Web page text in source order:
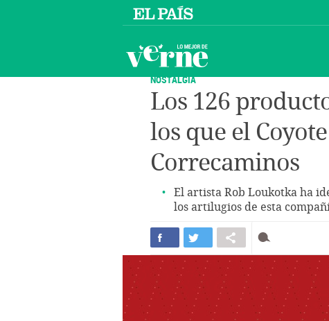
NOSTALGIA
Los 126
los que el
Correcaminos
El artista Rob Loukotka ha
los artilugios de esta